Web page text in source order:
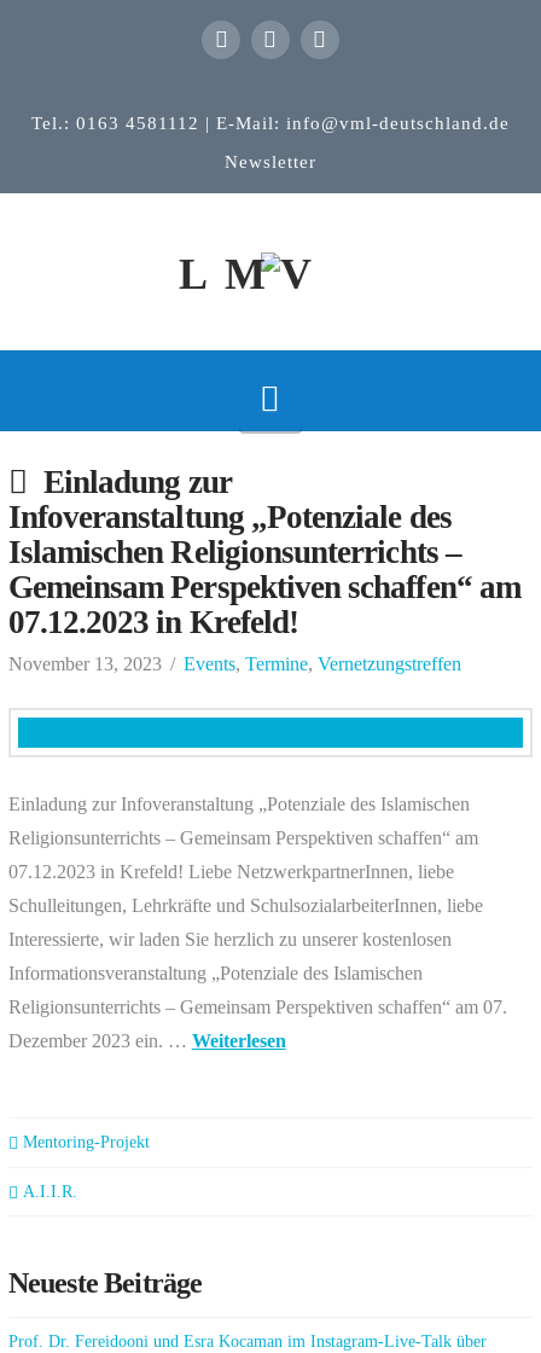
Tel.: 0163 4581112 | E-Mail: info@vml-deutschland.de
Newsletter
Einladung zur
Infoveranstaltung „Potenziale des
Islamischen Religionsunterrichts –
Gemeinsam Perspektiven schaffen“ am
07.12.2023 in Krefeld!
November 13, 2023 Events, Termine, Vernetzungstreffen
Einladung zur Infoveranstaltung „Potenziale des Islamischen
Religionsunterrichts – Gemeinsam Perspektiven schaffen“ am
07.12.2023 in Krefeld! Liebe NetzwerkpartnerInnen, liebe
Schulleitungen, Lehrkräfte und SchulsozialarbeiterInnen, liebe
Interessierte, wir laden Sie herzlich zu unserer kostenlosen
Informationsveranstaltung „Potenziale des Islamischen
Religionsunterrichts – Gemeinsam Perspektiven schaffen“ am 07.
Dezember 2023 ein. … Weiterlesen
Mentoring-Projekt
A.I.I.R.
Neueste Beiträge
Prof. Dr. Fereidooni und Esra Kocaman im Instagram-Live-Talk über